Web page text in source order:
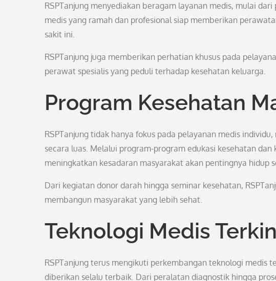
RSPTanjung menyediakan beragam layanan medis, mulai
medis yang ramah dan profesional siap memberikan
sakit ini.
RSPTanjung juga memberikan perhatian khusus pada
perawat spesialis yang peduli terhadap kesehatan keluarga.
Program Kesehatan
RSPTanjung tidak hanya fokus pada pelayanan medis
secara luas. Melalui program-program edukasi kesehatan
meningkatkan kesadaran masyarakat akan pentingnya hidup
Dari kegiatan donor darah hingga seminar kesehatan,
membangun masyarakat yang lebih sehat.
Teknologi Medis
RSPTanjung terus mengikuti perkembangan teknologi medis
diberikan selalu terbaik. Dari peralatan diagnostik hingga